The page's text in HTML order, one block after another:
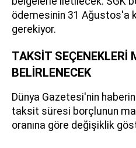
ödemesinin 31 Ağustos'a
gerekiyor.
TAKSİT SEÇENEKLERİ
BELİRLENECEK
Dünya Gazetesi'nin
taksit süresi borçlunun
oranına göre değişiklik